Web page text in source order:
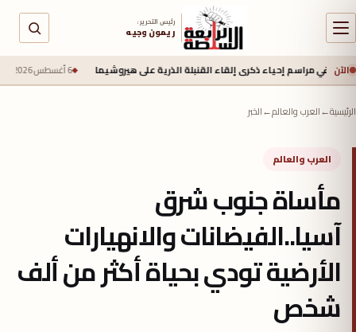
رئيس التحرير :
ريمون وجيه
الآنإحياء ذكرى إلقاء القنبلة الذرية على هيروشيما 6 أغسطس 2026 - 6:50 ص جيش
الرئيسية←العرب والعالم←الخبر
العرب والعالم
مأساة جنوب شرق
آسيا..الفيضانات والانهيارات
الأرضية تودي بحياة أكثر من ألف
شخص